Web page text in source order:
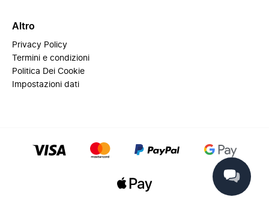
Altro
Privacy Policy
Termini e condizioni
Politica Dei Cookie
Impostazioni dati